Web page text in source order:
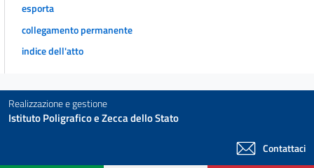
esporta
collegamento permanente
indice dell'atto
Realizzazione e gestione
Istituto Poligrafico e Zecca dello Stato
Contattaci